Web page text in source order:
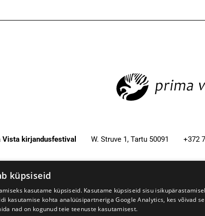
Vista kirjandusfestival W. Struve 1, Tartu 50091 +372
küpsiseid
kasutame küpsiseid. Kasutame küpsiseid sisu
kasutamise kohta analüüsipartneriga Google Analytics, kes võivad
nad on kogunud teie teenuste kasutamisest.